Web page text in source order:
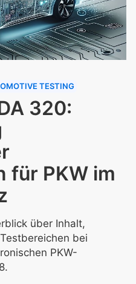
TESTING
320:
für PKW im
über Inhalt,
bei
PKW-